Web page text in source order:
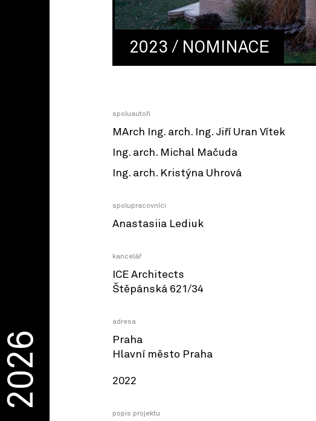
2023 / NOMINACE
spoluautoři
MArch Ing. arch. Ing. Jiří Uran Vítek
Ing. arch. Michal Mačuda
Ing. arch. Kristýna Uhrová
spolupracovníci
Anastasiia Lediuk
kancelář
ICE Architects
Štěpánská 621/34
adresa
Praha
Hlavní město Praha
2022
popis projektu
2026